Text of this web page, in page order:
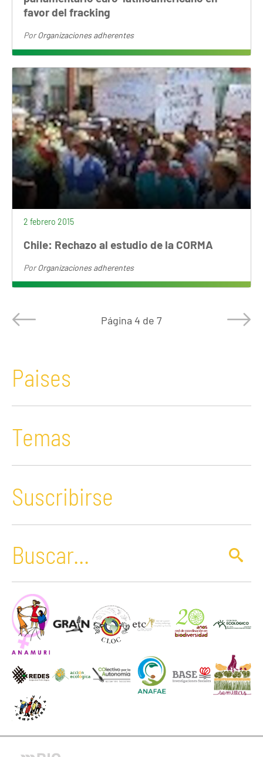
favor del fracking
PorOrganizaciones adherentes
2 febrero 2015
Chile: Rechazo al estudio de la CORMA
PorOrganizaciones adherentes
Página 4 de 7
Paises
Temas
Suscribirse